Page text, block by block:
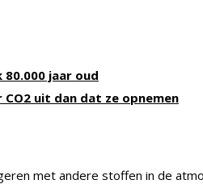
jaar oud
uit dan dat ze opnemen
met andere stoffen in de